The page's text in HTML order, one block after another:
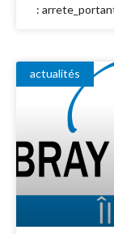
:
actualités